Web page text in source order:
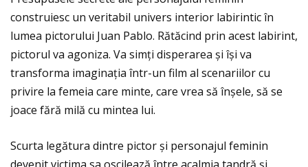
construiesc un veritabil univers interior labirintic în
lumea pictorului Juan Pablo. Rătăcind prin acest labirint,
pictorul va agoniza. Va simţi disperarea și își va
transforma imaginaţia într-un film al scenariilor cu
privire la femeia care minte, care vrea să înșele, să se
joace fără milă cu mintea lui.
Scurta legătura dintre pictor și personajul feminin